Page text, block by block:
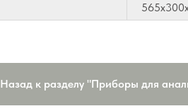
Назад к разделу "Приборы для